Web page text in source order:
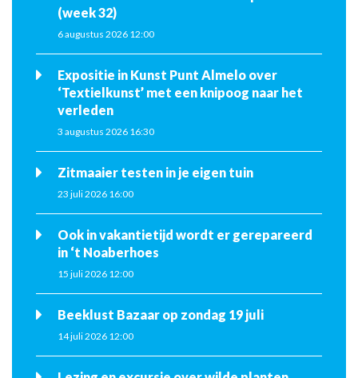
(week 32)
6 augustus 2026 12:00
Expositie in Kunst Punt Almelo over
‘Textielkunst’ met een knipoog naar het
verleden
3 augustus 2026 16:30
Zitmaaier testen in je eigen tuin
23 juli 2026 16:00
Ook in vakantietijd wordt er gerepareerd
in ‘t Noaberhoes
15 juli 2026 12:00
Beeklust Bazaar op zondag 19 juli
14 juli 2026 12:00